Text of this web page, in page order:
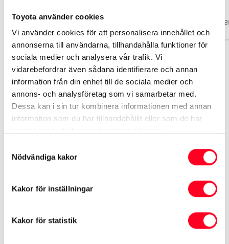
Toyota använder cookies
Vi använder cookies för att personalisera innehållet och
annonserna till användarna, tillhandahålla funktioner för
sociala medier och analysera vår trafik. Vi
vidarebefordrar även sådana identifierare och annan
information från din enhet till de sociala medier och
annons- och analysföretag som vi samarbetar med.
Dessa kan i sin tur kombinera informationen med annan
information som du har tillhandahållit eller som de har
Nödvändiga kakor
Kakor för inställningar
Kakor för statistik
Basuppgifter Funktioner
Toyota
Modell
Corolla
Växellåda
Automat